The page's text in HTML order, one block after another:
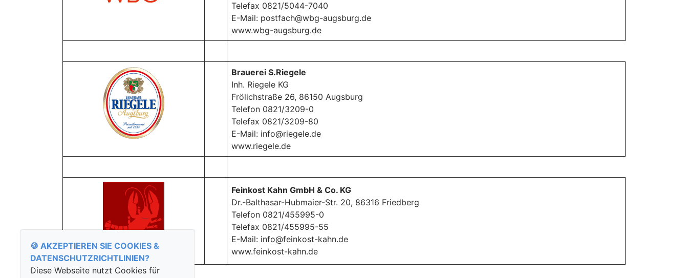
🍪 AKZEPTIEREN SIE COOKIES &
DATENSCHUTZ­RICHTLINIEN?
Diese Webseite nutzt Cookies für
Telefax 0821/5044-7040
E-Mail: postfach@wbg-augsburg.de
www.wbg-augsburg.de
Brauerei S.Riegele
Inh. Riegele KG
Frölichstraße 26, 86150 Augsburg
Telefon 0821/3209-0
Telefax 0821/3209-80
E-Mail: info@riegele.de
www.riegele.de
Feinkost Kahn GmbH & Co. KG
Dr.-Balthasar-Hubmaier-Str. 20, 86316 Friedberg
Telefon 0821/455995-0
Telefax 0821/455995-55
E-Mail: info@feinkost-kahn.de
www.feinkost-kahn.de